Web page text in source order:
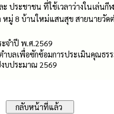
ประชาชน ที่ใช้เวลาว่างในเล่นกี
หมู่ 8 บ้านใหม่แสนสุข สายนายวั
จำปี พ.ศ.2569
เพื่อซักซ้อมการประเมินคุณธรร
บประมาณ 2569